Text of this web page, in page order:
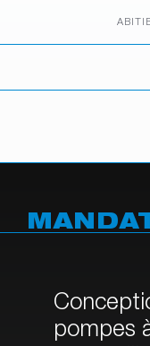
MANDAT
pompes